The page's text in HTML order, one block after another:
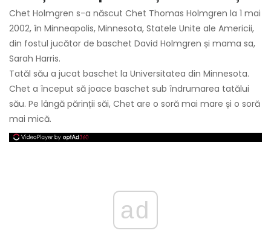
Chet Holmgren s-a născut Chet Thomas Holmgren la 1 mai
2002, în Minneapolis, Minnesota, Statele Unite ale Americii,
din fostul jucător de baschet David Holmgren și mama sa,
Sarah Harris.
Tatăl său a jucat baschet la Universitatea din Minnesota.
Chet a început să joace baschet sub îndrumarea tatălui
său. Pe lângă părinții săi, Chet are o soră mai mare și o soră
mai mică.
ad